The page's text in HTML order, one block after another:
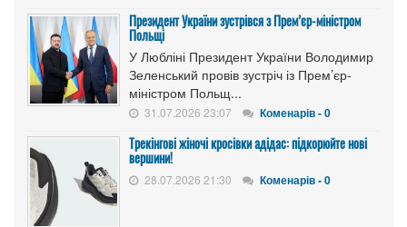
Президент України зустрівся з Прем’єр-міністром
Польщі
У Любліні Президент України Володимир
Зеленський провів зустріч із Прем’єр-
міністром Польщ...
31.07.2026 23:07 Коменарів - 0
Трекінгові жіночі кросівки адідас: підкорюйте нові
вершини!
28.07.2026 21:30 Коменарів - 0